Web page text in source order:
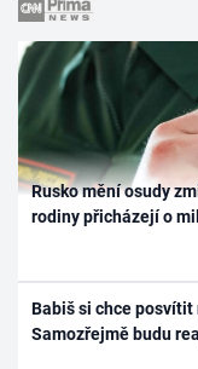
Rusko mění osudy
rodiny přicházejí o
Babiš si chce
Samozřejmě budu